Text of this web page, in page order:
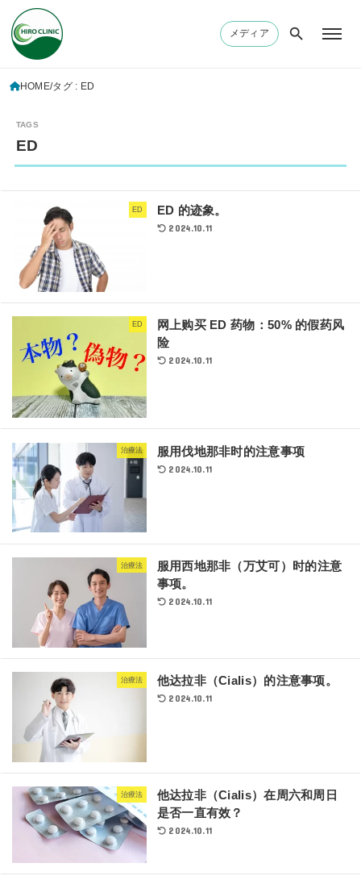
メディア
HOME タグ : ED
ED
ED ED 的迹象。
2024.10.11
ED
网上购买 ED 药物：50% 的假药风
险
2024.10.11
治療法 服用伐地那非时的注意事项
2024.10.11
治療法
服用西地那非（万艾可）时的注意
事项。
2024.10.11
治療法 他达拉非（Cialis）的注意事项。
2024.10.11
治療法
他达拉非（Cialis）在周六和周日
是否一直有效？
2024.10.11